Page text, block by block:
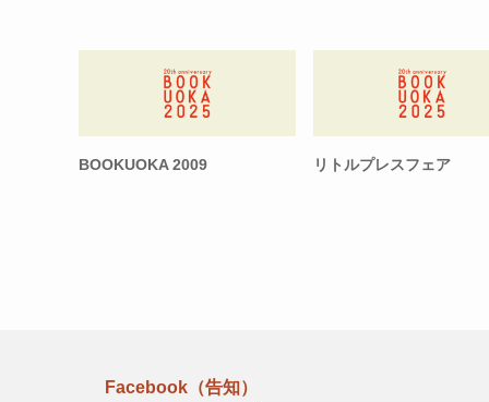
BOOKUOKA 2009 リトルプレスフェア
Facebook（告知）